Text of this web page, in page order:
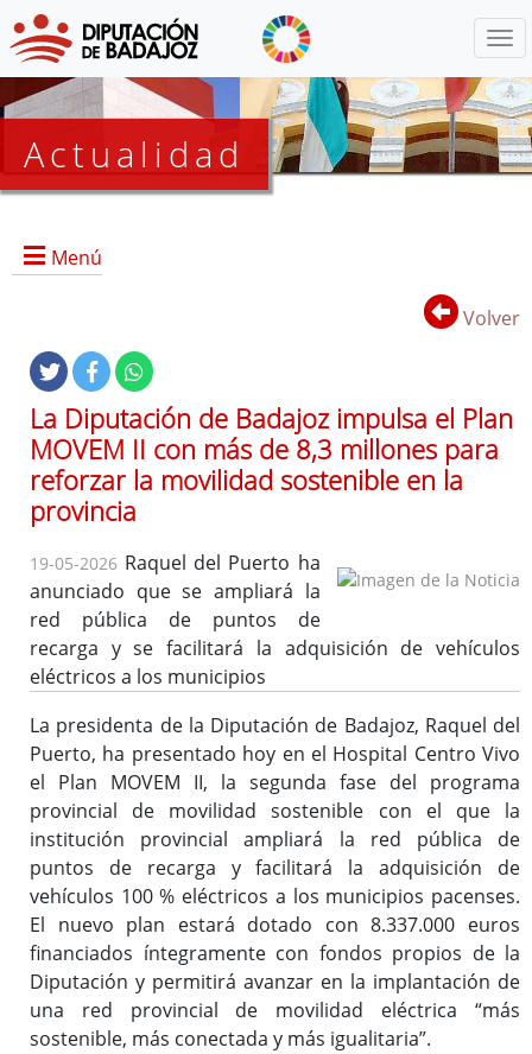
Actualidad
Menú
Noticias
Lista
de
distribución
Volver
La Diputación de Badajoz impulsa el Plan
MOVEM II con más de 8,3 millones para
reforzar la movilidad sostenible en la
provincia
19-05-2026 Raquel del Puerto ha
anunciado que se ampliará la
red pública de puntos de
recarga y se facilitará la adquisición de vehículos
eléctricos a los municipios
La presidenta de la Diputación de Badajoz, Raquel del
Puerto, ha presentado hoy en el Hospital Centro Vivo
el Plan MOVEM II, la segunda fase del programa
provincial de movilidad sostenible con el que la
institución provincial ampliará la red pública de
puntos de recarga y facilitará la adquisición de
vehículos 100 % eléctricos a los municipios pacenses.
El nuevo plan estará dotado con 8.337.000 euros
financiados íntegramente con fondos propios de la
Diputación y permitirá avanzar en la implantación de
una red provincial de movilidad eléctrica “más
sostenible, más conectada y más igualitaria”.